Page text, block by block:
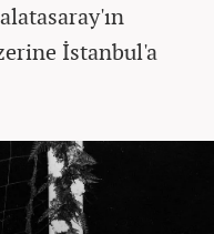
İstanbul'a